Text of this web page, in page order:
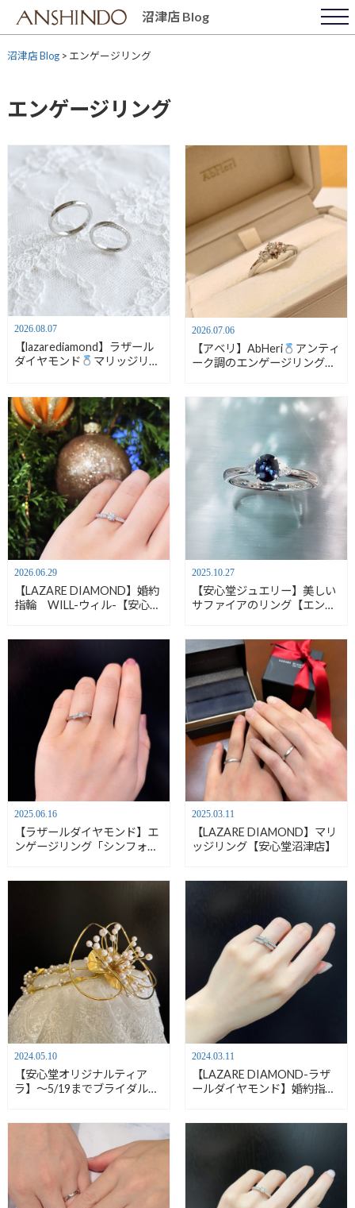
content
沼津店 Blog
沼津店 Blog> エンゲージリング
エンゲージリング
2026.08.07
【lazarediamond】ラザール
ダイヤモンド
マリッジリン
2026.07.06
【アベリ】AbHeri
アンティ
ーク調のエンゲージリング
2026.06.29
【LAZARE DIAMOND】婚約
指輪 WILL-ウィル-【安心堂
2025.10.27
【安心堂ジュエリー】美しい
サファイアのリング【エンゲ
2025.06.16
【ラザールダイヤモンド】エ
ンゲージリング「シンフォニ
2025.03.11
【LAZARE DIAMOND】マリ
ッジリング【安心堂沼津店】
2024.05.10
【安心堂オリジナルティア
ラ】～5/19までブライダルフ
2024.03.11
【LAZARE DIAMOND-ラザ
ールダイヤモンド】婚約指輪